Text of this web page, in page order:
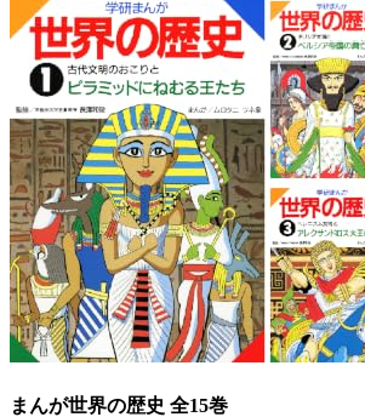
まんが世界の歴史 全15巻